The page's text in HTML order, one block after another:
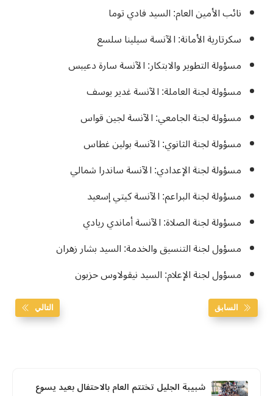
نائب الأمين العام: السيد فادي توما
سكرتارية الأمانة: الآنسة سيلينا سلسع
مسؤولة التطوير والابتكار: الآنسة سارة دعيبس
مسؤولة لجنة العاملة: الآنسة غدير يوسف
مسؤولة لجنة الجامعي: الآنسة لجين قواس
مسؤولة لجنة الثانوي: الآنسة بولين غطاس
مسؤولة لجنة الإعدادي: الآنسة ساندرا شمالي
مسؤولة لجنة البراعم: الآنسة كيتي إسعيد
مسؤولة لجنة الصلاة: الآنسة أماندي ريادي
مسؤول لجنة التنسيق والخدمة: السيد بشار زهران
مسؤول لجنة الإعلام: السيد نيقولاوس حزبون
السابق التالي
شبيبة الجليل تختتم العام بالاحتفال بعيد يسوع